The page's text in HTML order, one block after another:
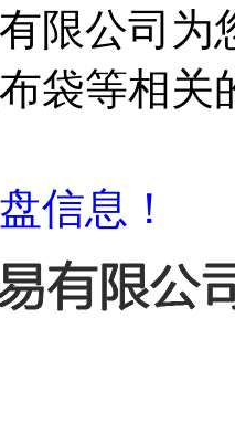
限公司为
袋等相关
信息！